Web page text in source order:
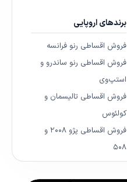
برندهای اروپایی
فروش اقساطی رنو فرانسه
فروش اقساطی رنو ساندرو و
استپ‌وی
فروش اقساطی تالیسمان و
کولئوس
فروش اقساطی پژو ۲۰۰۸ و
۵۰۸